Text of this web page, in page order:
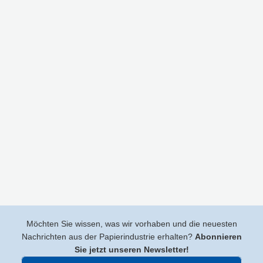
Möchten Sie wissen, was wir vorhaben und die neuesten
Nachrichten aus der Papierindustrie erhalten? Abonnieren
Sie jetzt unseren Newsletter!